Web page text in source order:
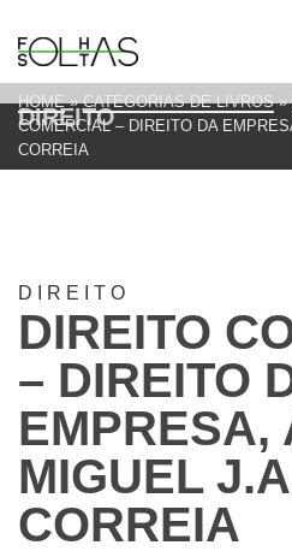
DIREITO
HOME » CATEGORIAS DE LIVROS »
COMERCIAL – DIREITO DA
CORREIA
DIREITO
DIREITO
– DIREITO
EMPRESA,
MIGUEL
CORREIA